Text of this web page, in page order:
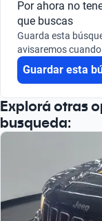
Buscá por modelo
Buscá por
Por ahora no
que buscas
Guarda esta
avisaremos
Guardar esta
Explorá otras
busqueda: